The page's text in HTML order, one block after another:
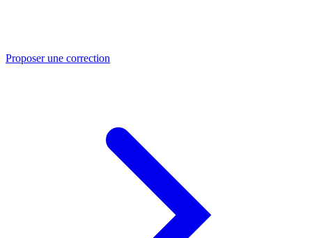
Proposer une correction